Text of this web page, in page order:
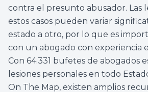
contra el presunto abusador. Las
estos casos pueden variar
estado a otro, por lo que es
con un abogado con experiencia
Con 64.331 bufetes de abogados
lesiones personales en todo
On The Map, existen amplios